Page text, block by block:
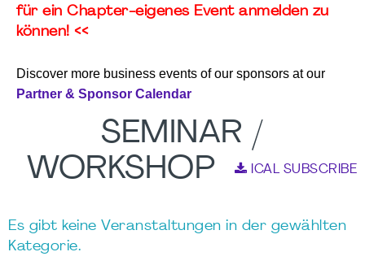
für ein Chapter-eigenes Event anmelden zu
können! <<
Discover more business events of our sponsors at our
Partner & Sponsor Calendar
SEMINAR /
WORKSHOP
ICAL SUBSCRIBE
Es gibt keine Veranstaltungen in der gewählten
Kategorie.